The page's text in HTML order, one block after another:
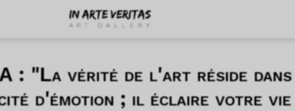
: "La vérité de l'art réside dans
d'émotion ; il éclaire votre vie